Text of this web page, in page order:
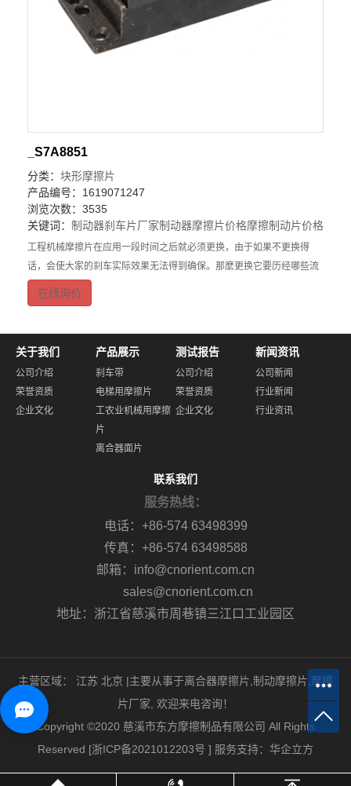
_S7A8851
分类： 块形摩擦片
产品编号：1619071247
浏览次数：3535
关键词： 制动器刹车片厂家制动器摩擦片价格摩擦制动片价格
工程机械摩擦片在应用一段时间之后就必须更换，由于如果不更换得
话，会使大家的刹车实际效果无法得到确保。那麼更换它要历经哪些流
程呢？关键有寻找它、拆
在线询价
关于我们
公司介绍
荣誉资质
企业文化
产品展示
刹车带
电梯用摩擦片
工农业机械用摩擦
片
离合器面片
测试报告
公司介绍
荣誉资质
企业文化
新闻资讯
公司新闻
行业新闻
行业资讯
联系我们
服务热线：
电话：+86-574 63498399
传真：+86-574 63498588
邮箱：info@cnorient.com.cn
sales@cnorient.com.cn
地址：浙江省慈溪市周巷镇三江口工业园区
主营区域： 江苏 北京 |主要从事于离合器摩擦片 制动摩擦片 摩擦
片厂家 , 欢迎来电咨询！
Copyright ©2020 慈溪市东方摩擦制品有限公司 All Rights
Reserved [浙ICP备2021012203号 ] 服务支持： 华企立方